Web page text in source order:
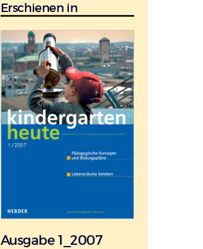
Erschienen in
Ausgabe 1_2007